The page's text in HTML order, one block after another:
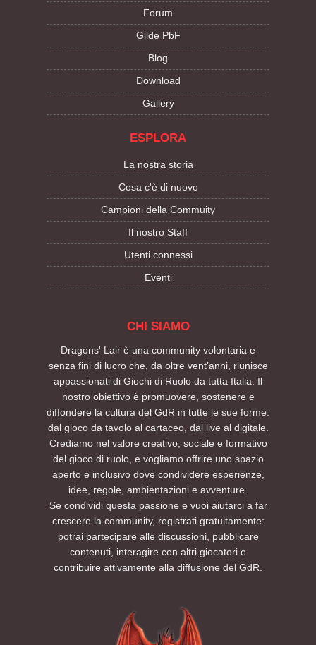
Forum
Gilde PbF
Blog
Download
Gallery
ESPLORA
La nostra storia
Cosa c'è di nuovo
Campioni della Commuity
Il nostro Staff
Utenti connessi
Eventi
CHI SIAMO
Dragons' Lair è una community volontaria e
senza fini di lucro che, da oltre vent’anni, riunisce
appassionati di Giochi di Ruolo da tutta Italia. Il
nostro obiettivo è promuovere, sostenere e
diffondere la cultura del GdR in tutte le sue forme:
dal gioco da tavolo al cartaceo, dal live al digitale.
Crediamo nel valore creativo, sociale e formativo
del gioco di ruolo, e vogliamo offrire uno spazio
aperto e inclusivo dove condividere esperienze,
idee, regole, ambientazioni e avventure.
Se condividi questa passione e vuoi aiutarci a far
crescere la community, registrati gratuitamente:
potrai partecipare alle discussioni, pubblicare
contenuti, interagire con altri giocatori e
contribuire attivamente alla diffusione del GdR.